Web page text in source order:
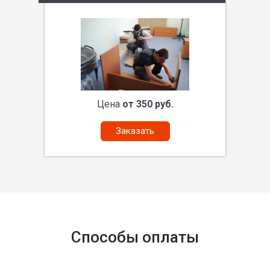
Цена от 350 руб.
Заказать
Способы оплаты